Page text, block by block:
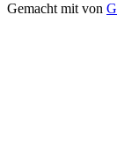
Gemacht mit von